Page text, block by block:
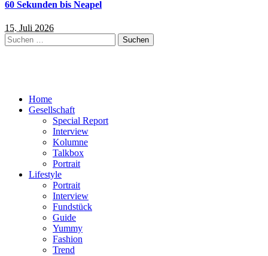
60 Sekunden bis Neapel
15. Juli 2026
Suchen
nach:
Home
Gesellschaft
Special Report
Interview
Kolumne
Talkbox
Portrait
Lifestyle
Portrait
Interview
Fundstück
Guide
Yummy
Fashion
Trend